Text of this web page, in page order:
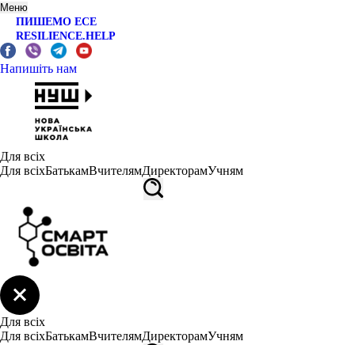
Меню
ПИШЕМО ЕСЕ
RESILIENCE.HELP
Напишіть нам
Для всіх
Для всіхБатькамВчителямДиректорамУчням
Для всіх
Для всіхБатькамВчителямДиректорамУчням